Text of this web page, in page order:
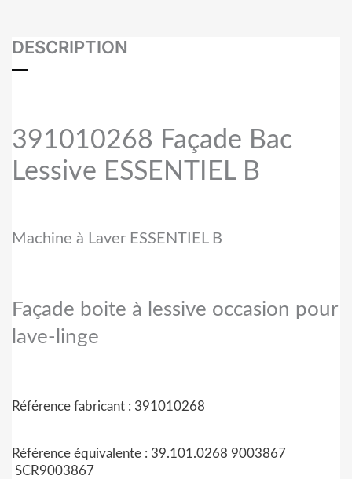
DESCRIPTION
391010268 Façade Bac
Lessive ESSENTIEL B
Machine à Laver ESSENTIEL B
Façade boite à lessive occasion pour
lave-linge
Référence fabricant : 391010268
Référence équivalente : 39.101.0268 9003867
SCR9003867